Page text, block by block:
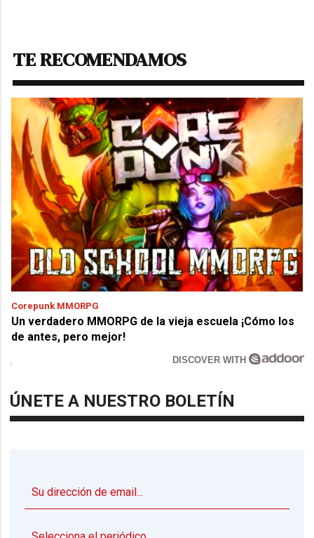
TE RECOMENDAMOS
Corepunk MMORPG
Un verdadero MMORPG de la vieja escuela ¡Cómo los
de antes, pero mejor!
DISCOVER WITH
ÚNETE A NUESTRO BOLETÍN